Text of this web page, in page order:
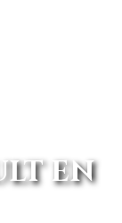
EN